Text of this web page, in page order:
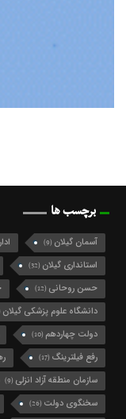
برچسب ها
آسمان گیلان (9)
استانداری گیلان (32)
حسن روحانی (12)
دانشگاه علوم پزشکی گیلان
دولت چهاردهم (10)
رفع فیلترینگ (17)
سازمان منطقه آزاد انزلی (9)
سخنگوی دولت (26)